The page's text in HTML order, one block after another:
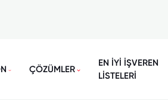
ÇÖZÜMLER
EN İYİ İŞVEREN
LİSTELERİ